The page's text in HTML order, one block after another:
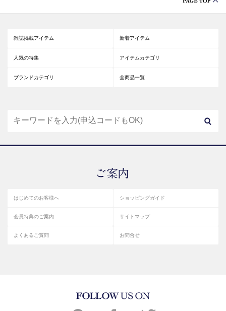
雑誌掲載アイテム 新着アイテム
人気の特集 アイテムカテゴリ
ブランドカテゴリ 全商品一覧
はじめてのお客様へ ショッピングガイド
会員特典のご案内 サイトマップ
よくあるご質問 お問合せ